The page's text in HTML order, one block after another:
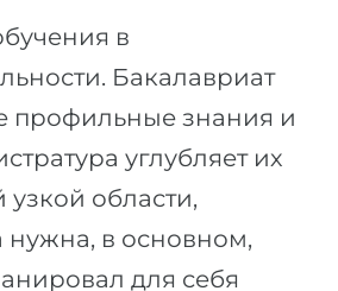
в
Бакалавриат
профильные знания и
углубляет их
области,
нужна, в основном,
для себя